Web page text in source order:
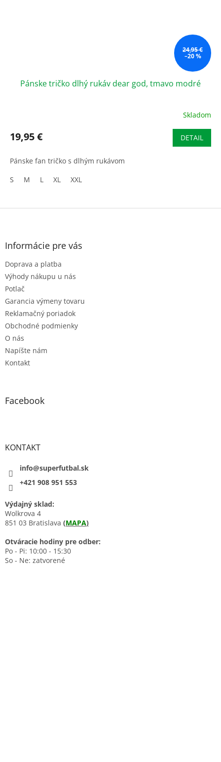
24,95 €
–20 %
Pánske tričko dlhý rukáv dear god, tmavo modré
Skladom
19,95 € DETAIL
Pánske fan tričko s dlhým rukávom
S
M L XL XXL
Z
Informácie pre vás
Doprava a platba
Výhody nákupu u nás
Potlač
Garancia výmeny tovaru
Reklamačný poriadok
Obchodné podmienky
O nás
Napíšte nám
Kontakt
Facebook
KONTAKT
info@superfutbal.sk
+421 908 951 553
Výdajný sklad:
Wolkrova 4
851 03 Bratislava (MAPA)
Otváracie hodiny pre odber:
Po - Pi: 10:00 - 15:30
So - Ne: zatvorené